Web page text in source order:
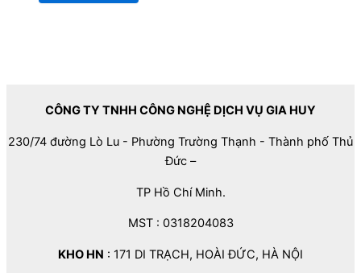
CÔNG TY TNHH CÔNG NGHỆ DỊCH VỤ GIA HUY
230/74 đường Lò Lu - Phường Trường Thạnh - Thành phố Thủ
Đức –
TP Hồ Chí Minh.
MST : 0318204083
KHO HN : 171 DI TRẠCH, HOÀI ĐỨC, HÀ NỘI